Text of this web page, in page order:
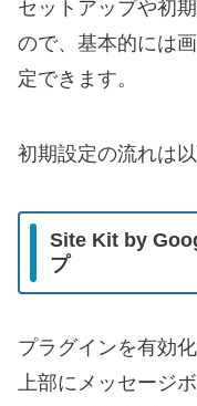
セットアップや初
ので、基本的には
定できます。
初期設定の流れは
Site Kit by
プ
プラグインを有効
上部にメッセージ